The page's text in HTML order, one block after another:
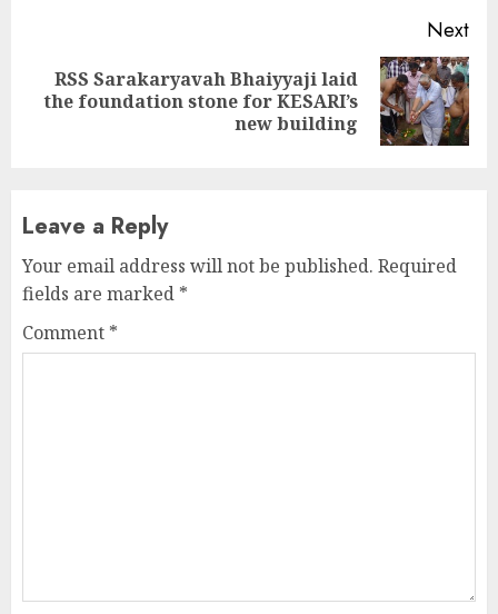
Next
Next
RSS Sarakaryavah Bhaiyyaji laid
the foundation stone for KESARI’s
new building
Leave a Reply
Your email address will not be published. Required
fields are marked *
Comment *